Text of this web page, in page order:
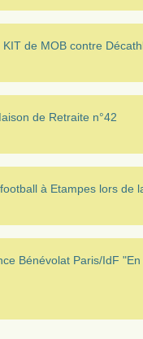
KIT de MOB contre
de Retraite n°42
à Etampes lors de
Bénévolat Paris/IdF